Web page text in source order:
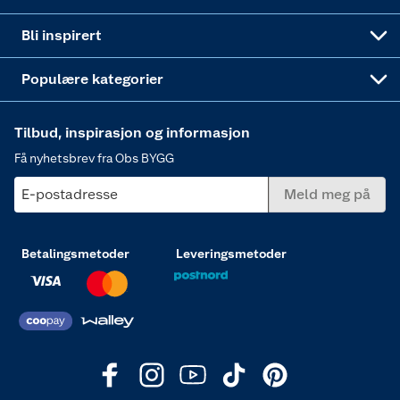
Bli inspirert
Populære kategorier
Tilbud, inspirasjon og informasjon
Få nyhetsbrev fra Obs BYGG
E-postadresse Meld meg på
Betalingsmetoder Leveringsmetoder